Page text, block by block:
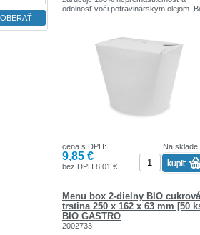
odolnosť voči potravinárskym olejom.
Na sklade
cena s DPH:
9,85 €
bez DPH 8,01 €
Menu box 2-dielny BIO cukrová
trstina 250 x 162 x 63 mm [50
BIO GASTRO
2002733